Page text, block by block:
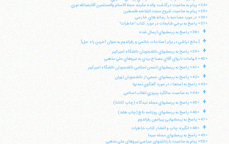
«34» پيام به مناسبت درگذشت والده مكرمه حجة الاسلام والمسلمين آقايعبدالله نوري
«35» پيام به مناسبت شروع مجدد انتفاضه فلسطين
«36» در مورد مصاحبه با رسانه هاي خارجي
«37» پاسخ به برخي شايعات در مورد كتاب "خاطرات"
+ «38» پاسخ به پرسشهاي ارسال شده
+ [ مانع تراشي در برابر اصلاحات خاتمي و رفراندوم به عنوان آخرين راه حل]
+
«39» پاسخ به پرسشهاي دانشجويان دانشگاه اميركبير
«40» اتهامات نارواي آقاي مصباح يزدي به نيروهاي ملي مذهبي
+ «41» پاسخ به پرسشهاي انجمن اسلامي دانشجويان دانشگاه اميركبير
+
«42» پاسخ به پرسشهاي جمعي از دانشجويان تهران
«43» پاسخ به استفتاء در مورد گفتگوي تمدنها
+ «44» به مناسبت سالگرد پيروزي انقلاب اسلامي
+ «45» پاسخ به پرسشهاي مجله ديدگاه (چاپ كانادا)
+
«46» پاسخ به پرسشهاي روزنامه داچ (چاپ هلند)
«47» پاسخ به پرسشهايي پيرامون رفراندوم
+
«48» انگيزه چاپ و انتشار كتاب خاطرات
«49» پاسخ به پرسشهاي مجله سيما
«50» پيام به مناسبت بازداشتهاي سياسي نيروهاي ملي مذهبي